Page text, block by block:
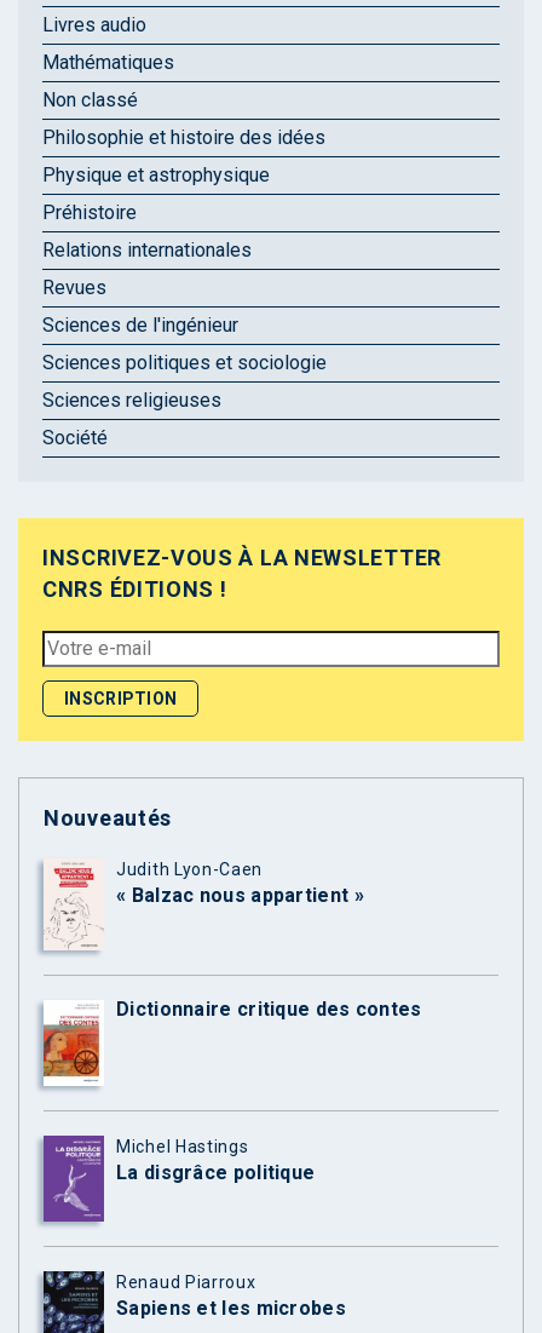
Livres audio
Mathématiques
Non classé
Philosophie et histoire des idées
Physique et astrophysique
Préhistoire
Relations internationales
Revues
Sciences de l'ingénieur
Sciences politiques et sociologie
Sciences religieuses
Société
INSCRIVEZ-VOUS À LA NEWSLETTER
CNRS ÉDITIONS !
Nouveautés
Judith Lyon-Caen
« Balzac nous appartient »
Dictionnaire critique des contes
Michel Hastings
La disgrâce politique
Renaud Piarroux
Sapiens et les microbes